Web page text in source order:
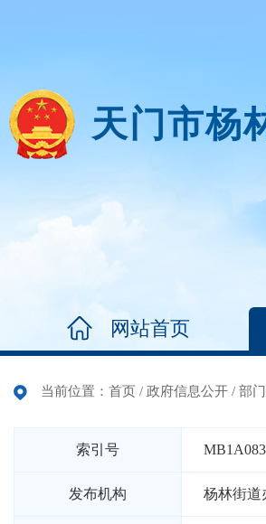
天门市杨
网站首页
当前位置： 首页 / 政府信息公开 / 部
索引号
发布机构 杨林街道